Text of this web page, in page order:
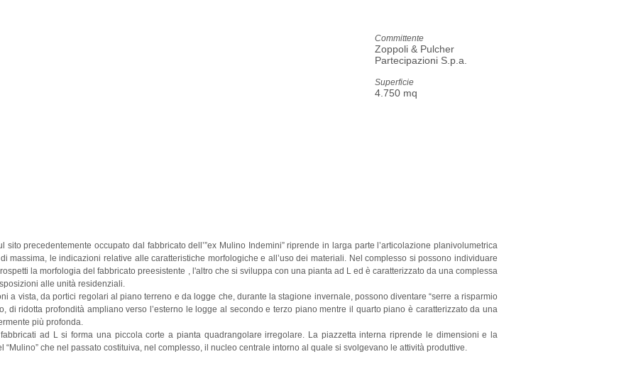
Committente
Zoppoli & Pulcher
Partecipazioni S.p.a.
Superficie
4.750 mq
precedentemente occupato dal fabbricato dell’”ex Mulino Indemini” riprende in larga parte l’articolazione planivolumetrica
massima, le indicazioni relative alle caratteristiche morfologiche e all’uso dei materiali. Nel complesso si possono individuare
la morfologia del fabbricato preesistente , l'altro che si sviluppa con una pianta ad L ed è caratterizzato da una complessa
alle unità residenziali.
a vista, da portici regolari al piano terreno e da logge che, durante la stagione invernale, possono diventare “serre a risparmio
di ridotta profondità ampliano verso l’esterno le logge al secondo e terzo piano mentre il quarto piano è caratterizzato da una
più profonda.
ad L si forma una piccola corte a pianta quadrangolare irregolare. La piazzetta interna riprende le dimensioni e la
che nel passato costituiva, nel complesso, il nucleo centrale intorno al quale si svolgevano le attività produttive.